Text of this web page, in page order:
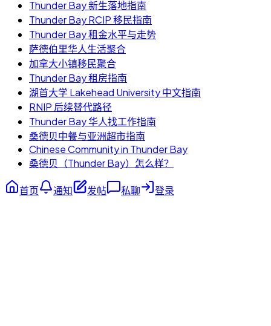
Thunder Bay 新生落地指南
Thunder Bay RCIP 移民指南
Thunder Bay 租金水平与走势
萨德伯里华人生活聚合
加拿大小镇移民聚合
Thunder Bay 租房指南
湖首大学 Lakehead University 中文指南
RNIP 后续替代路径
Thunder Bay 华人找工作指南
桑德贝中餐与亚洲超市指南
Chinese Community in Thunder Bay
桑德贝（Thunder Bay）怎么样？
首页 通知 发帖 私聊 登录